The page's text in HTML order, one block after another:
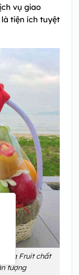
vụ giao
tiện ích tuyệt
King Fruit chất
tượng